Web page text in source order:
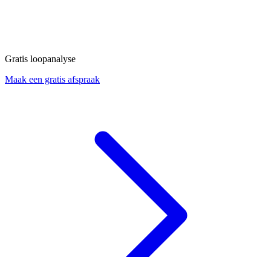
Gratis loopanalyse
Maak een gratis afspraak